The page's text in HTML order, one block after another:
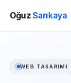
OğuzSarıkaya
WEB TASARIMI